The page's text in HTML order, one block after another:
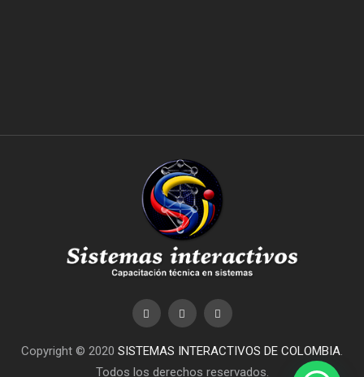
Copyright © 2020 SISTEMAS INTERACTIVOS DE COLOMBIA.
Todos los derechos reservados.